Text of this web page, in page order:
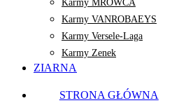
Karmy MROWCA
Karmy VANROBAEYS
Karmy Versele-Laga
Karmy Zenek
ZIARNA
STRONA GŁÓWNA